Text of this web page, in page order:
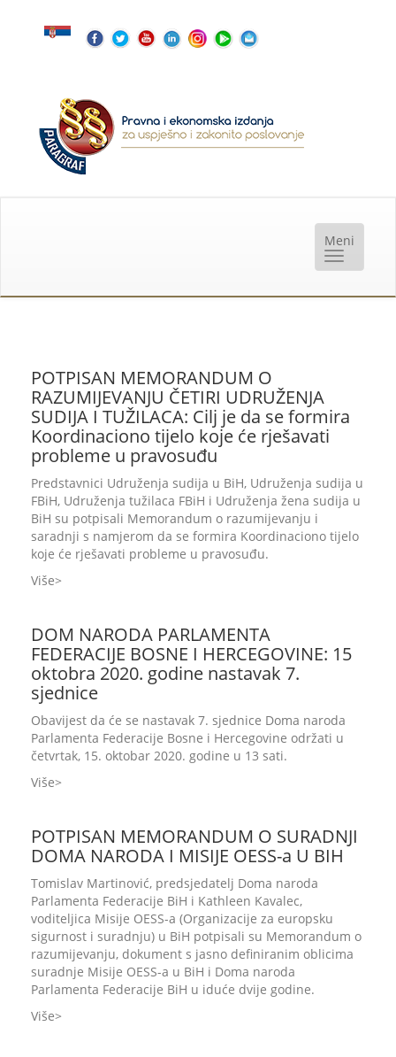
POTPISAN MEMORANDUM O
RAZUMIJEVANJU ČETIRI UDRUŽENJA
SUDIJA I TUŽILACA: Cilj je da se formira
Koordinaciono tijelo koje će rješavati
probleme u pravosuđu
Predstavnici Udruženja sudija u BiH, Udruženja sudija u
FBiH, Udruženja tužilaca FBiH i Udruženja žena sudija u
BiH su potpisali Memorandum o razumijevanju i
saradnji s namjerom da se formira Koordinaciono tijelo
koje će rješavati probleme u pravosuđu.
Više
DOM NARODA PARLAMENTA
FEDERACIJE BOSNE I HERCEGOVINE: 15
oktobra 2020. godine nastavak 7.
sjednice
Obavijest da će se nastavak 7. sjednice Doma naroda
Parlamenta Federacije Bosne i Hercegovine održati u
četvrtak, 15. oktobar 2020. godine u 13 sati.
Više
POTPISAN MEMORANDUM O SURADNJI
DOMA NARODA I MISIJE OESS-a U BIH
Tomislav Martinović, predsjedatelj Doma naroda
Parlamenta Federacije BiH i Kathleen Kavalec,
voditeljica Misije OESS-a (Organizacije za europsku
sigurnost i suradnju) u BiH potpisali su Memorandum o
razumijevanju, dokument s jasno definiranim oblicima
suradnje Misije OESS-a u BiH i Doma naroda
Parlamenta Federacije BiH u iduće dvije godine.
Više